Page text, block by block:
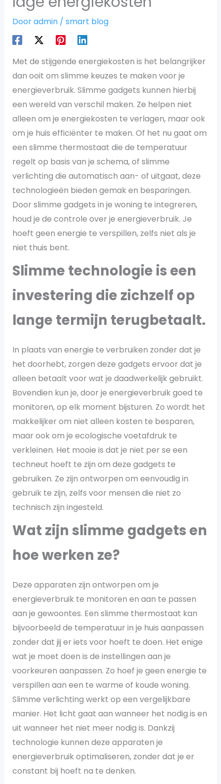
Dooradmin / smart blog
Met de stijgende energiekosten is het belangrijker
dan ooit om slimme keuzes te maken voor je
energieverbruik. Slimme gadgets kunnen hierbij
een wereld van verschil maken. Ze helpen niet
alleen om je energiekosten te verlagen, maar ook
om je huis efficiënter te maken. Of het nu gaat om
een slimme thermostaat die de temperatuur
regelt op basis van je schema, of slimme
verlichting die automatisch aan- of uitgaat, deze
technologieën bieden gemak en besparingen.
Door slimme gadgets in je woning te integreren,
houd je de controle over je energieverbruik. Je
hoeft geen energie te verspillen, zelfs niet als je
niet thuis bent.
Slimme technologie is een
investering die zichzelf op
lange termijn terugbetaalt.
In plaats van energie te verbruiken zonder dat je
het doorhebt, zorgen deze gadgets ervoor dat je
alleen betaalt voor wat je daadwerkelijk gebruikt.
Bovendien kun je, door je energieverbruik goed te
monitoren, op elk moment bijsturen. Zo wordt het
makkelijker om niet alleen kosten te besparen,
maar ook om je ecologische voetafdruk te
verkleinen. Het mooie is dat je niet per se een
techneut hoeft te zijn om deze gadgets te
gebruiken. Ze zijn ontworpen om eenvoudig in
gebruik te zijn, zelfs voor mensen die niet zo
technisch zijn ingesteld.
Wat zijn slimme gadgets en
hoe werken ze?
Deze apparaten zijn ontworpen om je
energieverbruik te monitoren en aan te passen
aan je gewoontes. Een slimme thermostaat kan
bijvoorbeeld de temperatuur in je huis aanpassen
zonder dat jij er iets voor hoeft te doen. Het enige
wat je moet doen is de instellingen aan je
voorkeuren aanpassen. Zo hoef je geen energie te
verspillen aan een te warme of koude woning.
Slimme verlichting werkt op een vergelijkbare
manier. Het licht gaat aan wanneer het nodig is en
uit wanneer het niet meer nodig is. Dankzij
technologie kunnen deze apparaten je
energieverbruik optimaliseren, zonder dat je er
constant bij hoeft na te denken.